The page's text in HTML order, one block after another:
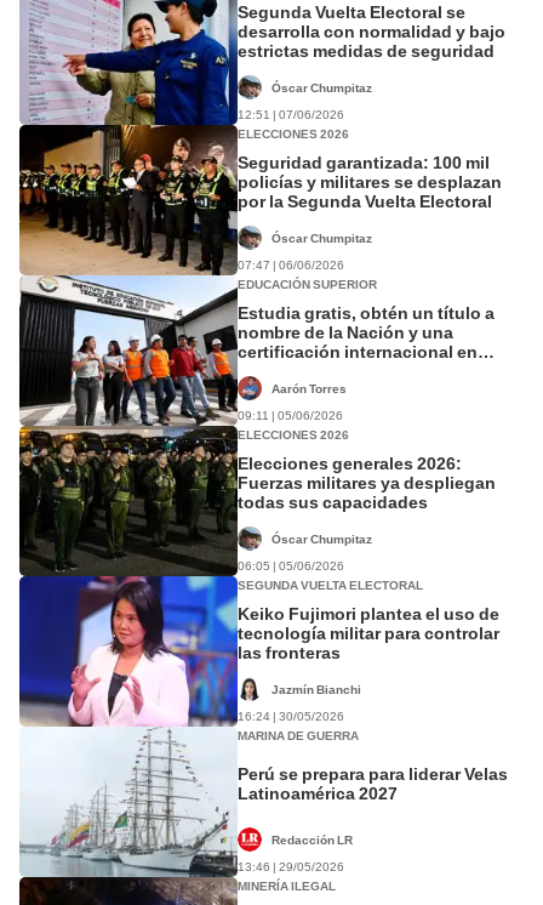
Segunda Vuelta Electoral se
desarrolla con normalidad y bajo
estrictas medidas de seguridad
Óscar Chumpitaz
12:51 | 07/06/2026
ELECCIONES 2026
Seguridad garantizada: 100 mil
policías y militares se desplazan
por la Segunda Vuelta Electoral
Óscar Chumpitaz
07:47 | 06/06/2026
EDUCACIÓN SUPERIOR
Estudia gratis, obtén un título a
nombre de la Nación y una
certificación internacional en
abre proceso de admisión 2026-II
Aarón Torres
09:11 | 05/06/2026
ELECCIONES 2026
Elecciones generales 2026:
Fuerzas militares ya despliegan
todas sus capacidades
Óscar Chumpitaz
06:05 | 05/06/2026
SEGUNDA VUELTA ELECTORAL
Keiko Fujimori plantea el uso de
tecnología militar para controlar
las fronteras
Jazmín Bianchi
16:24 | 30/05/2026
MARINA DE GUERRA
Perú se prepara para liderar Velas
Latinoamérica 2027
Redacción LR
13:46 | 29/05/2026
MINERÍA ILEGAL